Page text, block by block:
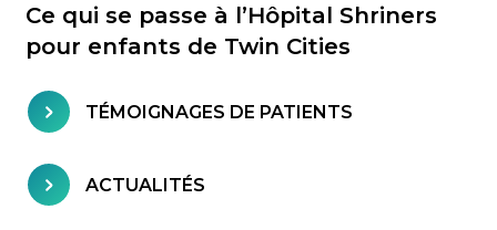
Ce qui se passe à l’Hôpital Shriners
pour enfants de Twin Cities
TÉMOIGNAGES DE PATIENTS
ACTUALITÉS